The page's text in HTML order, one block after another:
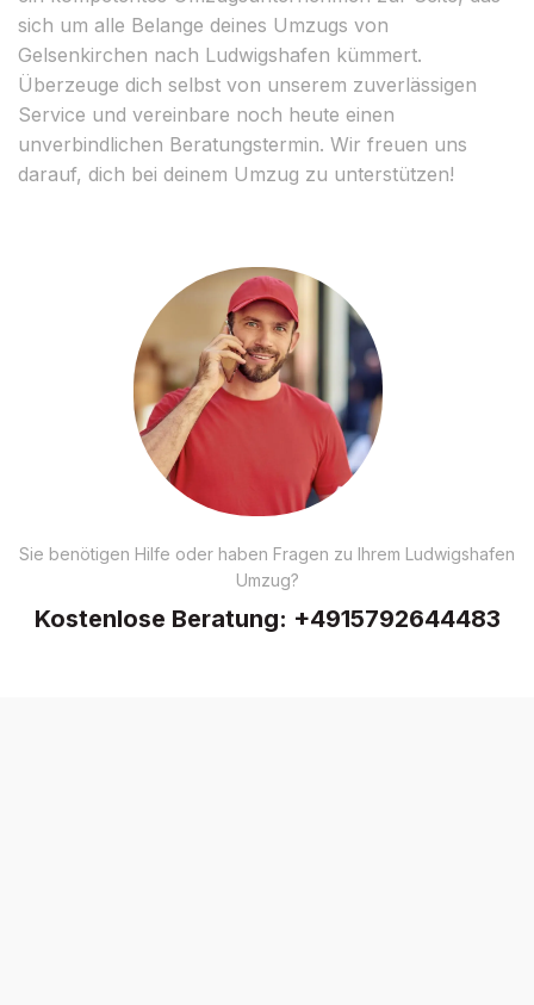
sich um alle Belange deines Umzugs von
Gelsenkirchen nach Ludwigshafen kümmert.
Überzeuge dich selbst von unserem zuverlässigen
Service und vereinbare noch heute einen
unverbindlichen Beratungstermin. Wir freuen uns
darauf, dich bei deinem Umzug zu unterstützen!
Sie benötigen Hilfe oder haben Fragen zu Ihrem Ludwigshafen
Umzug?
Kostenlose Beratung: +4915792644483